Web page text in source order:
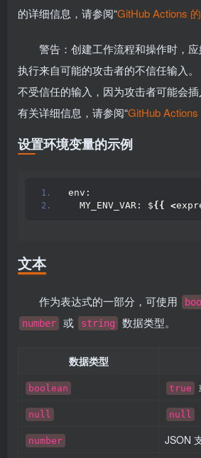
的详细信息，请参阅“GitHub Actions
警告：创建工作流程和操作时，
执行来自可能的攻击者的不信任输入
不受信任的输入，因为攻击者可能会插
有关详细信息，请参阅“GitHub
设置环境变量的示例
env:
  MY_ENV_VAR: $
{{ <
文本
作为表达式的一部分，可使用
number 或 string 数据类型。
数据类型
boolean true
null null
number JSON